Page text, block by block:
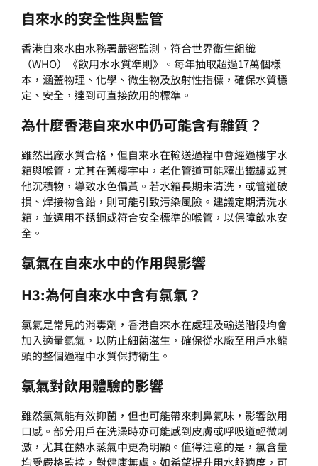
自來水的安全性與監管
香港自來水由水務署嚴密監測，符合世界衛生組織
（WHO）《飲用水水質準則》。每年抽取超過17萬個樣
本，涵蓋物理、化學、微生物及放射性指標，確保水質穩
定、安全，達到可直接飲用的標準。
為什麼香港自來水中仍可能含有雜質？
雖然出廠水質合格，但自來水在輸送過程中會經過樓宇水
箱與喉管，尤其在舊樓宇中，老化管道可能釋出鐵鏽或其
他沉積物，導致水色偏黃。若水箱長期未清洗，或管道破
損、焊接物含鉛，則可能引致污染風險。建議定期清洗水
箱，並選用不銹鋼或符合安全標準的喉管，以保障飲水安
全。
氯氣在自來水中的作用與影響
H3:為何自來水中含有氯氣？
氯氣是常見的消毒劑，香港自來水在處理及輸送階段均會
加入適量氯氣，以防止細菌滋生，確保從水廠至用戶水龍
頭的整個過程中水質保持衛生。
氯氣對飲用體驗的影響
雖然氯氣能有效抑菌，但也可能帶來刺鼻氣味，影響飲用
口感。部分用戶在洗澡時亦可能感到皮膚或呼吸道輕微刺
激，尤其在熱水蒸氣中更為明顯。值得注意的是，氯含量
均受嚴格監控，對健康無虞。如希望提升用水舒適度，可